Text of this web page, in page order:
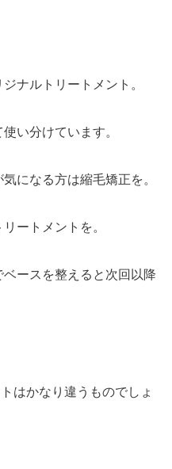
ナルトリートメント。
い分けています。
になる方は縮毛矯正を。
ートメントを。
ースを整えると次回以降
はかなり違うものでしょ